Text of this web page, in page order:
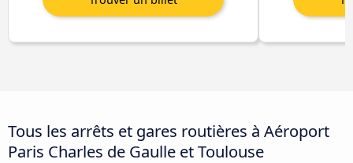
Tous les arrêts et gares routières à Aéroport
Paris Charles de Gaulle et Toulouse